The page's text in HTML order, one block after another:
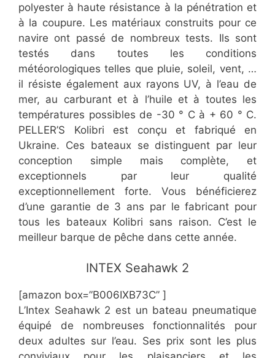
polyester à haute résistance à la pénétration et
à la coupure. Les matériaux construits pour ce
navire ont passé de nombreux tests. Ils sont
testés dans toutes les conditions
météorologiques telles que pluie, soleil, vent, …
il résiste également aux rayons UV, à l’eau de
mer, au carburant et à l’huile et à toutes les
températures possibles de -30 ° C à + 60 ° C.
PELLER’S Kolibri est conçu et fabriqué en
Ukraine. Ces bateaux se distinguent par leur
conception simple mais complète, et
exceptionnels par leur qualité
exceptionnellement forte. Vous bénéficierez
d’une garantie de 3 ans par le fabricant pour
tous les bateaux Kolibri sans raison. C’est le
meilleur barque de pêche dans cette année.
​INTEX Seahawk 2
[amazon box=”B006IXB73C” ]
L’Intex Seahawk 2 est un bateau pneumatique
équipé de nombreuses fonctionnalités pour
deux adultes sur l’eau. Ses prix sont les plus